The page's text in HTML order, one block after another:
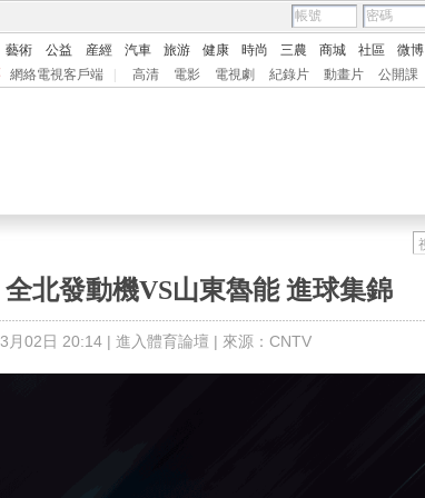
藝術 公益 産經 汽車 旅游 健康 時尚 三農 商城 社區 微博
網絡電視客戶端 高清 電影 電視劇 紀錄片 動畫片 公開課
北發動機VS山東魯能 進球集錦
月02日 20:14 | 進入體育論壇 | 來源：CNTV